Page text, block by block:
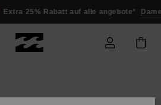
25% Rabatt auf alle angebote* Damen